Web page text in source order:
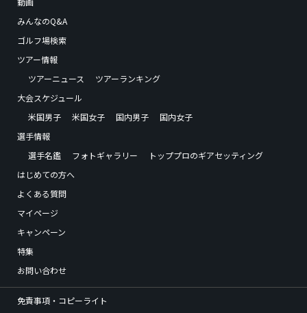
みんなのQ&A
ゴルフ場検索
ツアー情報
ツアーニュース
ツアーランキング
大会スケジュール
米国男子
米国女子 国内男子
国内女子
選手情報
選手名鑑
フォトギャラリー
トッププロのギアセッティング
はじめての方へ
よくある質問
マイページ
キャンペーン
特集
お問い合わせ
免責事項・コピーライト